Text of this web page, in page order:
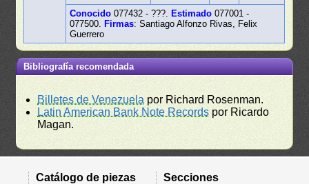
Conocido 077432 - ???. Estimado 077001 -
077500.
Firmas: Santiago Alfonzo Rivas, Felix
Guerrero
Bibliografía recomendada
Billetes de Venezuela por Richard Rosenman.
Latin American Bank Note Records por Ricardo
Magan.
Catálogo de piezas
Secciones